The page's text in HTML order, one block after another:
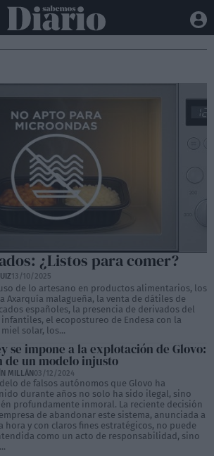
¿Listos para comer?
13/10/2025
de lo artesano en productos alimentarios, los
Axarquía malagueña, la venta de dátiles de
españoles, la presencia de derivados del
el ecopostureo de Endesa con la
solar, los...
se impone a la explotación de Glovo:
de un modelo injusto
MILLÁN03/12/2024
de falsos autónomos que Glovo ha
durante años no solo ha sido ilegal, sino
profundamente inmoral. La reciente decisión
de abandonar este sistema, anunciada a
hora y con claros fines estratégicos, no puede
como un acto de responsabilidad, sino